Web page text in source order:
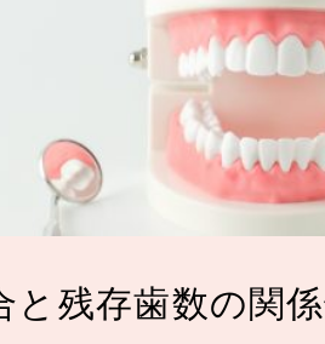
診療メ
療 根管治療
と残存歯数の関